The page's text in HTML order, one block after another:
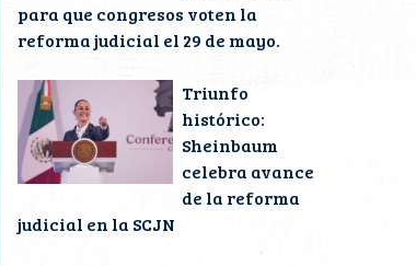
para que congresos voten la
reforma judicial el 29 de mayo.
Triunfo
histórico:
Sheinbaum
celebra avance
de la reforma
judicial en la SCJN